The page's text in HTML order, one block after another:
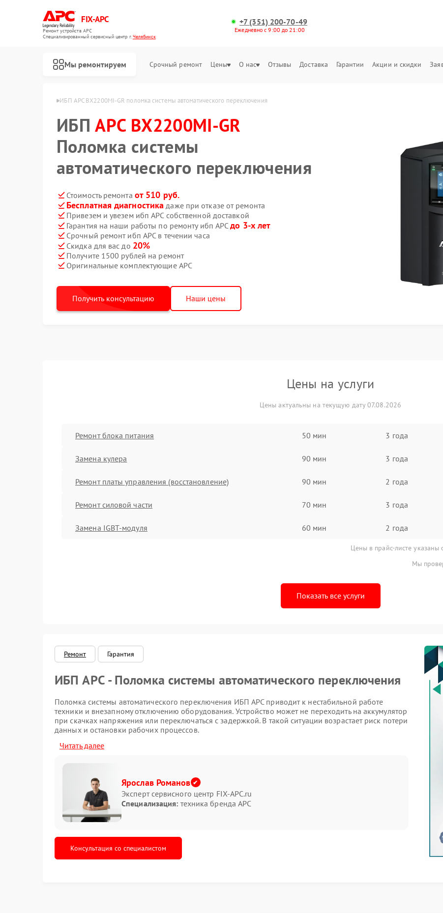
FIX-APC
Ремонт устройств APC
Специализированный cервисный центр г.Челябинск
+7 (351) 200-70-49
Ежедневно с 9:00 до 21:00
Мы ремонтируем Срочный ремонт Цены О нас Отзывы Доставка Гарантии Акции и скидки
GR в Челябинске ИБП APC BX2200MI-GR поломка системы автоматического переключения
ИБПAPC BX2200MI-GR
Поломка системы
автоматического переключения
Стоимость ремонта от 510 руб.
Бесплатная диагностика даже при отказе от ремонта
Привезем и увезем ибп APC собственной доставкой
Гарантия на наши работы по ремонту ибп APCдо 3-х лет
Срочный ремонт ибп APC в течении часа
Скидка для вас до 20%
Получите 1500 рублей на ремонт
Оригинальные комплектующие APC
Получить консультацию Наши цены
Цены на услуги
Цены актуальны на текущую дату 07.08.2026
Ремонт блока питания 50 мин 3 года
Замена кулера 90 мин 3 года
Ремонт платы управления (восстановление) 90 мин 2 года
Ремонт силовой части 70 мин 3 года
Замена IGBT-модуля 60 мин 2 года
Цены в прайс-листе указаны
Мы
Показать все услуги
Ремонт Гарантия
ИБП APC - Поломка системы автоматического переключения
Поломка системы автоматического переключения ИБП APC приводит к нестабильной работе
техники и внезапному отключению оборудования. Устройство может не переходить на аккумулятор
при скачках напряжения или переключаться с задержкой. В такой ситуации возрастает риск потери
данных и остановки рабочих процессов.
Какие признаки указывают на неисправность
мигание индикаторов. Иногда ИБП APC начинает перегреваться или издавать непривычный шум.
долгое переключение на аккумулятор;
самопроизвольное отключение техники;
нестабильная работа после перепадов напряжения;
При подобных признаках не стоит продолжать активную эксплуатацию устройства. Изношенные
компоненты способны привести к более серьезным поломкам.
Читать далее
Ярослав Романов
Эксперт сервисного центр FIX-APC.ru
Специализация: техника бренда APC
Консультация со специалистом